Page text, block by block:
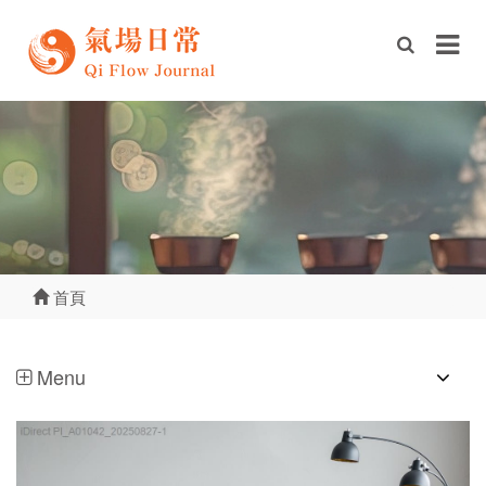
首頁
Menu